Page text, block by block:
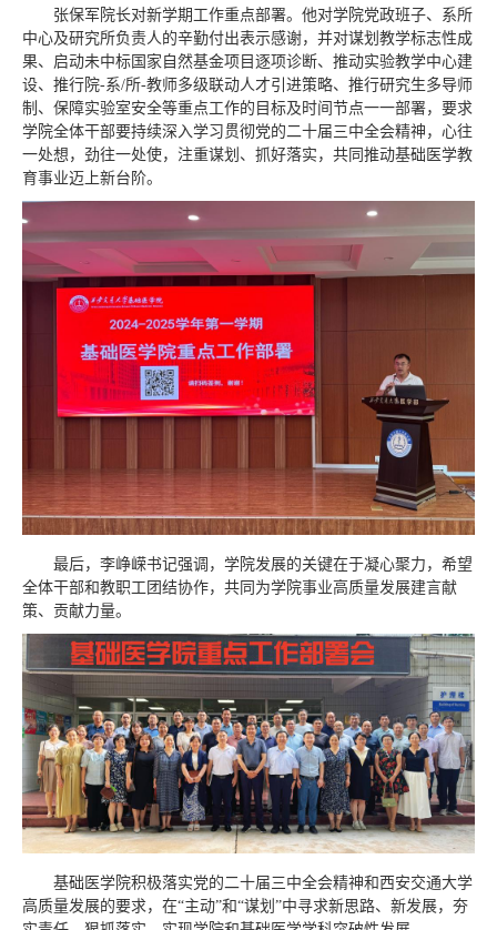
张保军院长对新学期工作重点部署。他对学院党政班子、系所
中心及研究所负责人的辛勤付出表示感谢，并对谋划教学标志性成
果、启动未中标国家自然基金项目逐项诊断、推动实验教学中心建
设、推行院-系/所-教师多级联动人才引进策略、推行研究生多导师
制、保障实验室安全等重点工作的目标及时间节点一一部署，要求
学院全体干部要持续深入学习贯彻党的二十届三中全会精神，心往
一处想，劲往一处使，注重谋划、抓好落实，共同推动基础医学教
育事业迈上新台阶。
最后，李峥嵘书记强调，学院发展的关键在于凝心聚力，希望
全体干部和教职工团结协作，共同为学院事业高质量发展建言献
策、贡献力量。
基础医学院积极落实党的二十届三中全会精神和西安交通大学
高质量发展的要求，在“主动”和“谋划”中寻求新思路、新发展，夯